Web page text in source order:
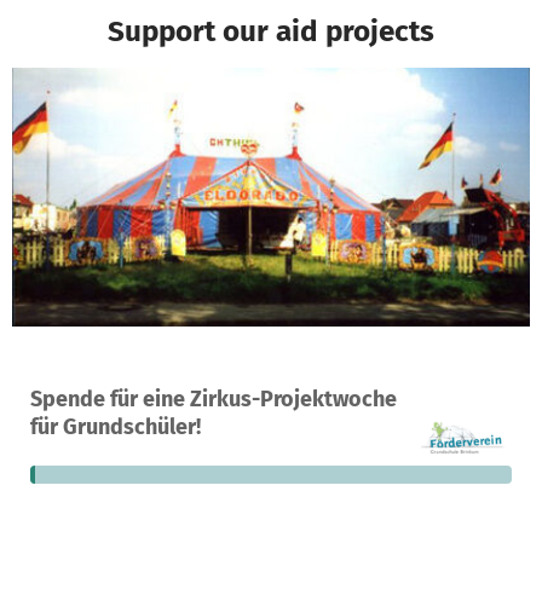
Support our aid projects
Spende für eine Zirkus-Projektwoche
für Grundschüler!
A project in Stuhr, Germany
3
still needed